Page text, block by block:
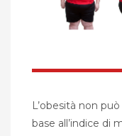
L’obesità non
base all’indice di